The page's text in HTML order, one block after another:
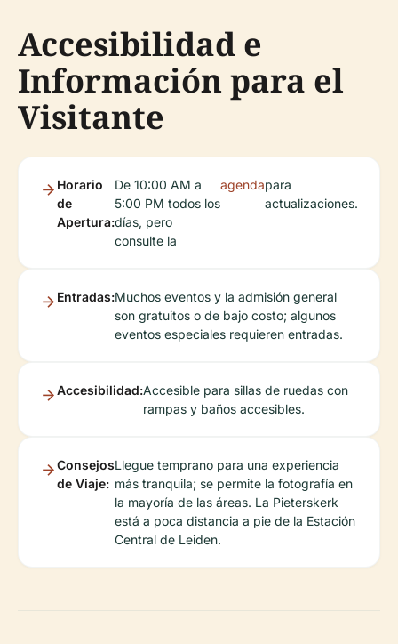
Accesibilidad e
Información para el
Visitante
Horario
de
Apertura:
De 10:00 AM a
5:00 PM todos los
días, pero
consulte la
agendapara
actualizaciones.
Entradas:Muchos eventos y la admisión general
son gratuitos o de bajo costo; algunos
eventos especiales requieren entradas.
Accesibilidad:Accesible para sillas de ruedas con
rampas y baños accesibles.
Consejos
de Viaje:
Llegue temprano para una experiencia
más tranquila; se permite la fotografía en
la mayoría de las áreas. La Pieterskerk
está a poca distancia a pie de la Estación
Central de Leiden.